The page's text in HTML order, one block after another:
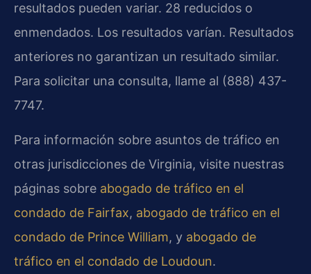
resultados pueden variar. 28 reducidos o
enmendados. Los resultados varían. Resultados
anteriores no garantizan un resultado similar.
Para solicitar una consulta, llame al (888) 437-
7747.
Para información sobre asuntos de tráfico en
otras jurisdicciones de Virginia, visite nuestras
páginas sobre abogado de tráfico en el
condado de Fairfax, abogado de tráfico en el
condado de Prince William, y abogado de
tráfico en el condado de Loudoun.